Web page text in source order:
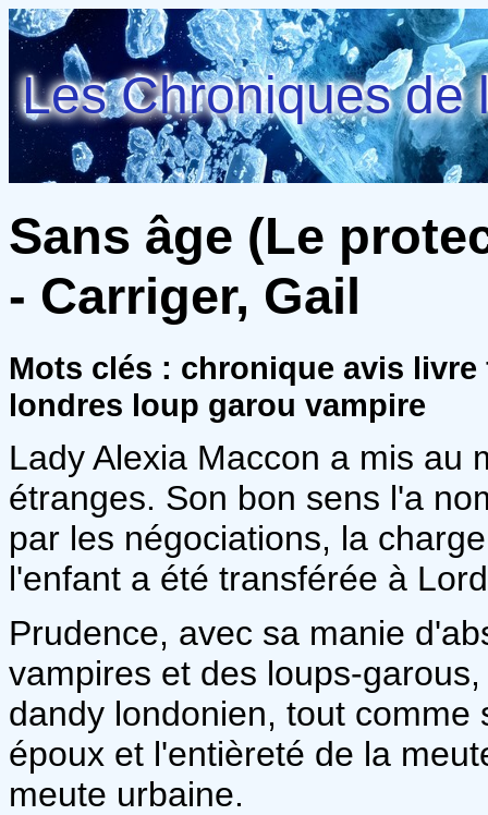
Les Chroniques de
Sans âge (Le
- Carriger, Gail
Mots clés : chronique avis
londres loup garou vampire
Lady Alexia Maccon a mis au
étranges. Son bon sens l'a
par les négociations, la
l'enfant a été transférée à
Prudence, avec sa manie
vampires et des loups-
dandy londonien, tout comme
époux et l'entièreté de la
meute urbaine.